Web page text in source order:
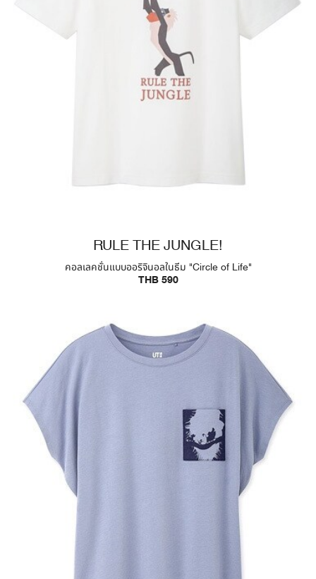
RULE THE JUNGLE!
คอลเลคชั่นแบบออริจินอลในธีม "Circle of Life"
THB 590